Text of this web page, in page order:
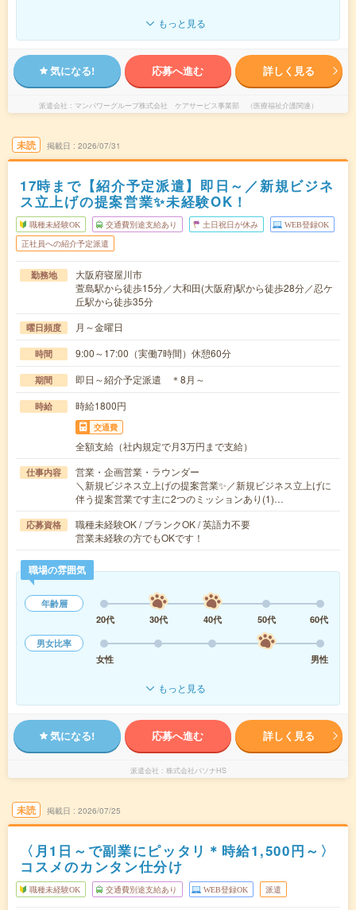
もっと見る
気になる! 応募へ進む 詳しく見る
派遣会社 マンパワーグループ株式会社 ケアサービス事業部 （医療福祉介護関連）
未読 掲載日 2026/07/31
17時まで【紹介予定派遣】即日～／新規ビジネ
ス立上げの提案営業✨未経験OK！
職種未経験OK 交通費別途支給あり 土日祝日が休み WEB登録OK
正社員への紹介予定派遣
勤務地
大阪府寝屋川市
萱島駅から徒歩15分／大和田(大阪府)駅から徒歩28分／忍ケ
丘駅から徒歩35分
曜日頻度 月～金曜日
時間 9:00～17:00（実働7時間）休憩60分
期間 即日～紹介予定派遣 ＊8月～
時給 時給1800円
交通費
全額支給（社内規定で月3万円まで支給）
仕事内容
営業・企画営業・ラウンダー
＼新規ビジネス立上げの提案営業✨／新規ビジネス立上げに
伴う提案営業です主に2つのミッションあり(1)…
応募資格
職種未経験OK / ブランクOK / 英語力不要
営業未経験の方でもOKです！
職場の雰囲気
年齢層
20代
30代 40代 50代
60代
男女比率
女性
男性
もっと見る
気になる! 応募へ進む 詳しく見る
派遣会社 株式会社パソナHS
未読 掲載日 2026/07/25
〈月1日～で副業にピッタリ＊時給1,500円～〉
コスメのカンタン仕分け
職種未経験OK 交通費別途支給あり WEB登録OK 派遣